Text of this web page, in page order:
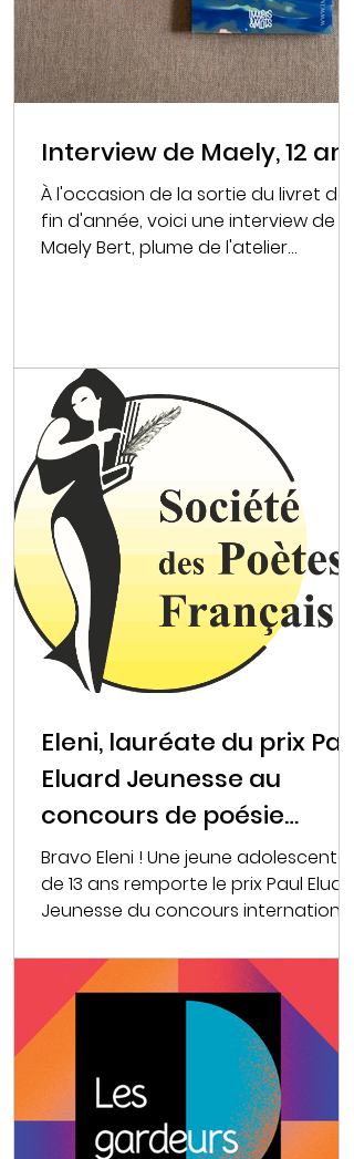
Interview de Maely, 12 ans
À l'occasion de la sortie du livret de
fin d'année, voici une interview de
Maely Bert, plume de l'atelier
Eleni, lauréate du prix Paul
Eluard Jeunesse au
concours de poésie
international de la SPF
Bravo Eleni ! Une jeune adolescente
de 13 ans remporte le prix Paul Eluard
Jeunesse du concours international